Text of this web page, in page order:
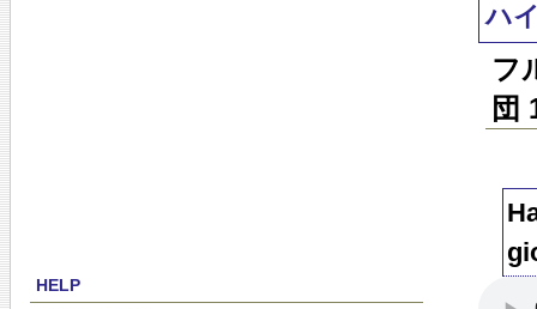
HELP
ハ
フ
団